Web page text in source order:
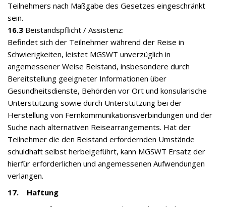
Teilnehmers nach Maßgabe des Gesetzes eingeschränkt
sein.
16.3 Beistandspflicht / Assistenz:
Befindet sich der Teilnehmer während der Reise in
Schwierigkeiten, leistet MGSWT unverzüglich in
angemessener Weise Beistand, insbesondere durch
Bereitstellung geeigneter Informationen über
Gesundheitsdienste, Behörden vor Ort und konsularische
Unterstützung sowie durch Unterstützung bei der
Herstellung von Fernkommunikationsverbindungen und der
Suche nach alternativen Reisearrangements. Hat der
Teilnehmer die den Beistand erfordernden Umstände
schuldhaft selbst herbeigeführt, kann MGSWT Ersatz der
hierfür erforderlichen und angemessenen Aufwendungen
verlangen.
17. Haftung